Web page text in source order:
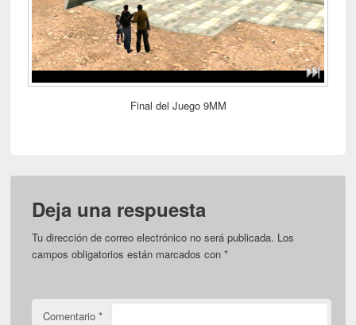
Final del Juego 9MM
Deja una respuesta
Tu dirección de correo electrónico no será publicada. Los
campos obligatorios están marcados con*
Comentario*